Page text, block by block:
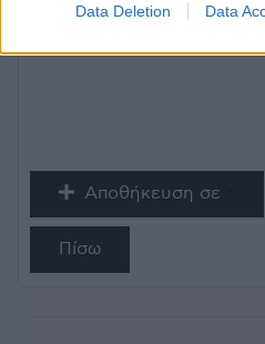
Data Deletion Data
είσοδο μέσω του
Αποθήκευση σε
Πίσω